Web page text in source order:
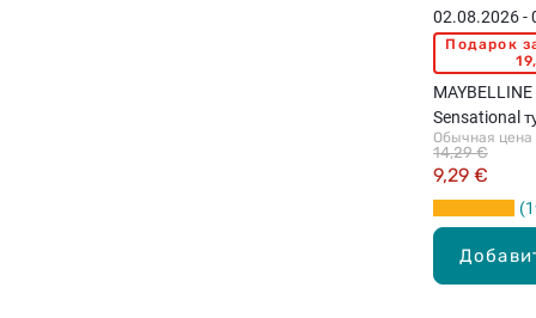
02.08.2026 -
Подарок
Sensational
Burgundy
Обычная цена
9,29 €
14,29 €